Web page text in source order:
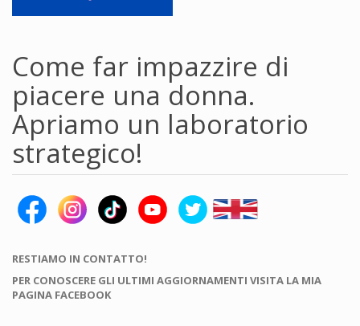
Come far impazzire di
piacere una donna.
Apriamo un laboratorio
strategico!
RESTIAMO IN CONTATTO!
PER CONOSCERE GLI ULTIMI AGGIORNAMENTI VISITA LA MIA
PAGINA FACEBOOK